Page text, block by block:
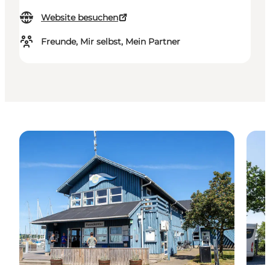
Website besuchen
Freunde, Mir selbst, Mein Partner